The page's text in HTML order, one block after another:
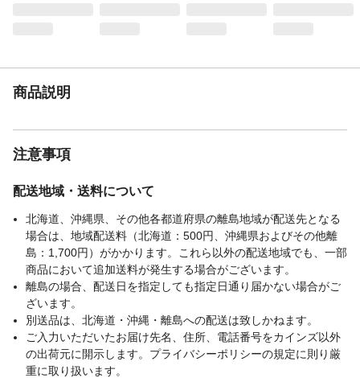
商品説明
注意事項
配送地域・送料について
北海道、沖縄県、その他各都道府県の離島地域が配送先となる
場合は、地域配送料（北海道：500円、沖縄県およびその他離
島：1,700円）がかかります。これら以外の配送地域でも、一部
商品において追加送料が発生する場合がございます。
離島の場合、配送日を指定しても指定日通り届かない場合がご
ざいます。
別送品は、北海道・沖縄・離島への配送は致しかねます。
ご入力いただいたお届け先名、住所、電話番号をカインズ以外
の出荷元に開示します。プライバシーポリシーの規定に則り厳
重に取り扱います。